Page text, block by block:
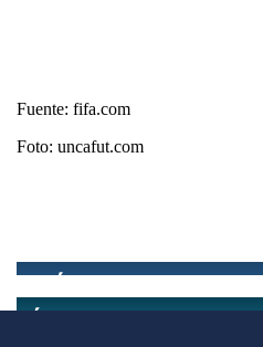
Fuente: fifa.com
Foto: uncafut.com